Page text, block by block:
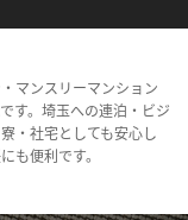
マンスリーマンション
す。埼玉への連泊・ビジ
・社宅としても安心し
も便利です。